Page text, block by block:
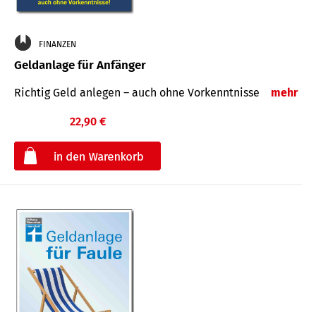
FINANZEN
Geldanlage für Anfänger
Richtig Geld anlegen – auch ohne Vorkenntnisse mehr
22,90 €